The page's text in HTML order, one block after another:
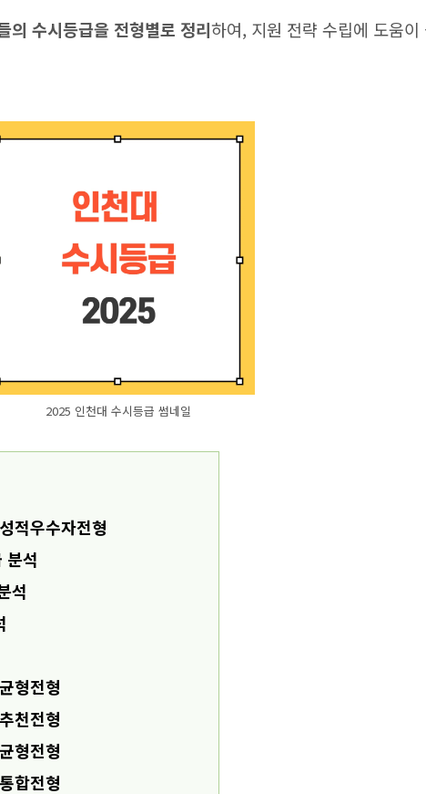
의 수시등급을 전형별로 정리하여, 지원 전략 수립에 도움이
2025 인천대 수시등급 썸네일
적우수자전형
분석
석
형전형
천전형
형전형
합전형